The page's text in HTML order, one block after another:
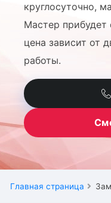
круглосуточно,
Мастер прибудет
цена зависит от
работы.
Главная страница